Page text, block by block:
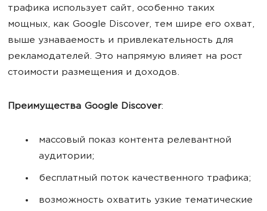
трафика использует сайт, особенно таких
мощных, как Google Discover, тем шире его охват,
выше узнаваемость и привлекательность для
рекламодателей. Это напрямую влияет на рост
стоимости размещения и доходов.
Преимущества Google Discover:
массовый показ контента релевантной
аудитории;
бесплатный поток качественного трафика;
возможность охватить узкие тематические